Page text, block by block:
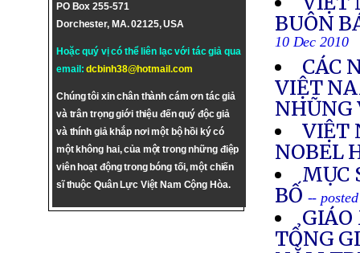
PO Box 255-571
Dorchester, MA. 02125, USA
Hoặc quý vị có thể liên lạc với tác giả qua
email:dcbinh38@hotmail.com
Chúng tôi xin chân thành cám ơn tác giả
và trân trọng giới thiệu đến quý độc giả
và thính giả khắp nơi một bộ hồi ký có
một không hai, của một trong những điệp
viên hoạt động trong bóng tối, một chiến
sĩ thuộc Quân Lực Việt Nam Cộng Hòa.
BUÔN
10 Dec 2010
CÁC
VIỆT
NHŨNG
VIỆT
NOBEL
MỤC
BỐ --
GIÁO
TỔNG